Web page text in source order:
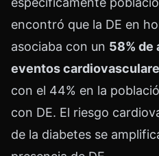
encontró que la DE en
asociaba con un 58% de
eventos
con el 44% en la
con DE. El riesgo
de la diabetes se